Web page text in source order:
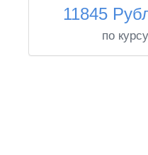
11845
по